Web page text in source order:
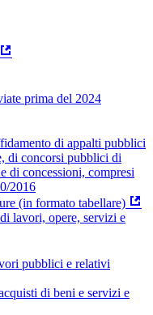
prima del 2024
di appalti pubblici
di concorsi pubblici di
di concessioni, compresi
2016
(in formato tabellare)
lavori, opere, servizi e
pubblici e relativi
di beni e servizi e